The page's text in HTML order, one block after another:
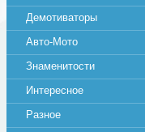
Демотиваторы
Авто-Мото
Знаменитости
Интересное
Разное